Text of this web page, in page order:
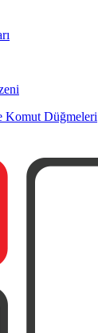
Komut Düğmeleri